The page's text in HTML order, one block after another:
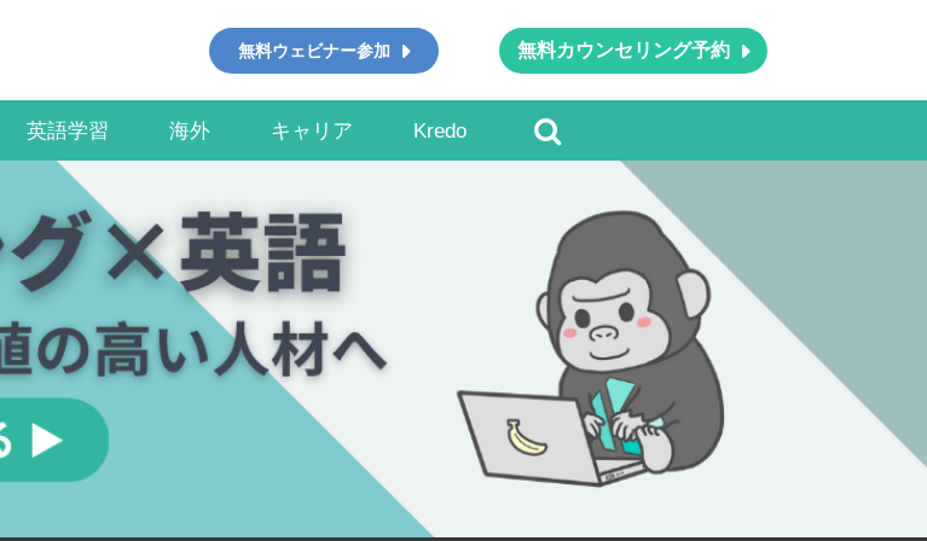
無料ウェビナー参加 無料カウンセリング予約
英語学習 海外 キャリア Kredo